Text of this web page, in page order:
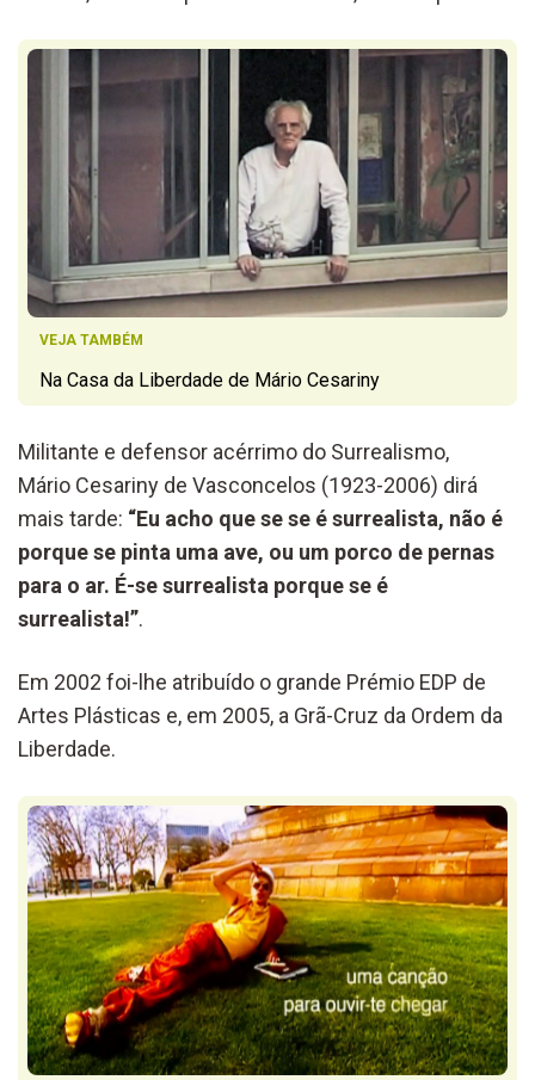
VEJA TAMBÉM
Na Casa da Liberdade de Mário Cesariny
Militante e defensor acérrimo do Surrealismo,
Mário Cesariny de Vasconcelos (1923-2006) dirá
mais tarde: “Eu acho que se se é surrealista, não é
porque se pinta uma ave, ou um porco de pernas
para o ar. É-se surrealista porque se é
surrealista!”.
Em 2002 foi-lhe atribuído o grande Prémio EDP de
Artes Plásticas e, em 2005, a Grã-Cruz da Ordem da
Liberdade.